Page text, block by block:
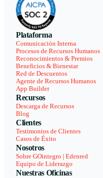
Plataforma
Comunicación Interna
Procesos de Recursos Humanos
Reconocimientos & Premios
Beneficios & Bienestar
Red de Descuentos
Agente de Recursos Humanos
App Builder
Recursos
Descarga de Recursos
Blog
Clientes
Testimonios de Clientes
Casos de Éxito
Nosotros
Sobre GOintegro | Edenred
Equipo de Liderazgo
Nuestras Oficinas